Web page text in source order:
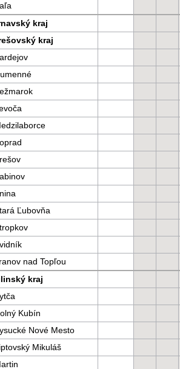
kraj
kraj
Ľubovňa
nad Topľou
kraj
Kubín
Nové Mesto
Mikuláš